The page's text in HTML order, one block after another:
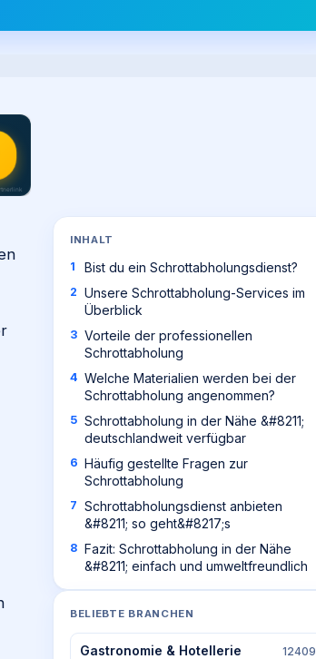
INHALT
Bist du ein Schrottabholungsdienst?
Unsere Schrottabholung-Services im
Überblick
Vorteile der professionellen
Schrottabholung
Welche Materialien werden bei der
Schrottabholung angenommen?
Schrottabholung in der Nähe &#8211;
deutschlandweit verfügbar
Häufig gestellte Fragen zur
Schrottabholung
Schrottabholungsdienst anbieten
&#8211; so geht&#8217;s
Fazit: Schrottabholung in der Nähe
&#8211; einfach und umweltfreundlich
BELIEBTE BRANCHEN
Gastronomie & Hotellerie 12409